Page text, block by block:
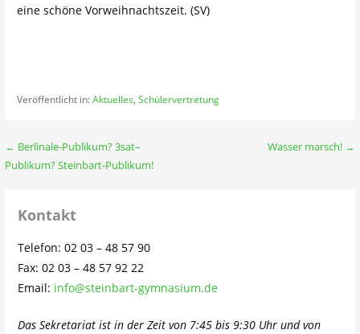
eine schöne Vorweihnachtszeit. (SV)
Veröffentlicht in:Aktuelles, Schülervertretung
Beitragsnavigation
← Berlinale-Publikum? 3sat–
Publikum? Steinbart-Publikum!
Wasser marsch! →
Kontakt
Telefon: 02 03 – 48 57 90
Fax: 02 03 – 48 57 92 22
Email: info@steinbart-gymnasium.de
Das Sekretariat ist in der Zeit von 7:45 bis 9:30 Uhr und von